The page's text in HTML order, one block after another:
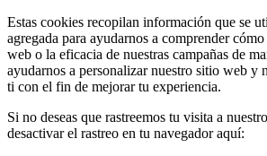
Estas cookies recopilan información que se
agregada para ayudarnos a comprender
web o la eficacia de nuestras campañas de
ayudarnos a personalizar nuestro sitio web y
ti con el fin de mejorar tu experiencia.
Si no deseas que rastreemos tu visita a
desactivar el rastreo en tu navegador aquí: